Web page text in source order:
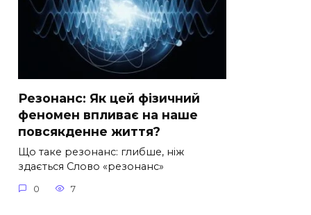
Резонанс: Як цей фізичний
феномен впливає на наше
повсякденне життя?
Що таке резонанс: глибше, ніж
здається Слово «резонанс»
0 7